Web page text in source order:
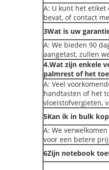
A: U kunt het
bevat, of contact
3Wat is uw
A: We bieden 90
aangetast, zullen
4.Wat zijn enkele
palmrest of het
A: Veel
handtasten of het
vloeistofvergieten,
5Kan ik in bulk
A: We
voor een betere
6Zijn notebook